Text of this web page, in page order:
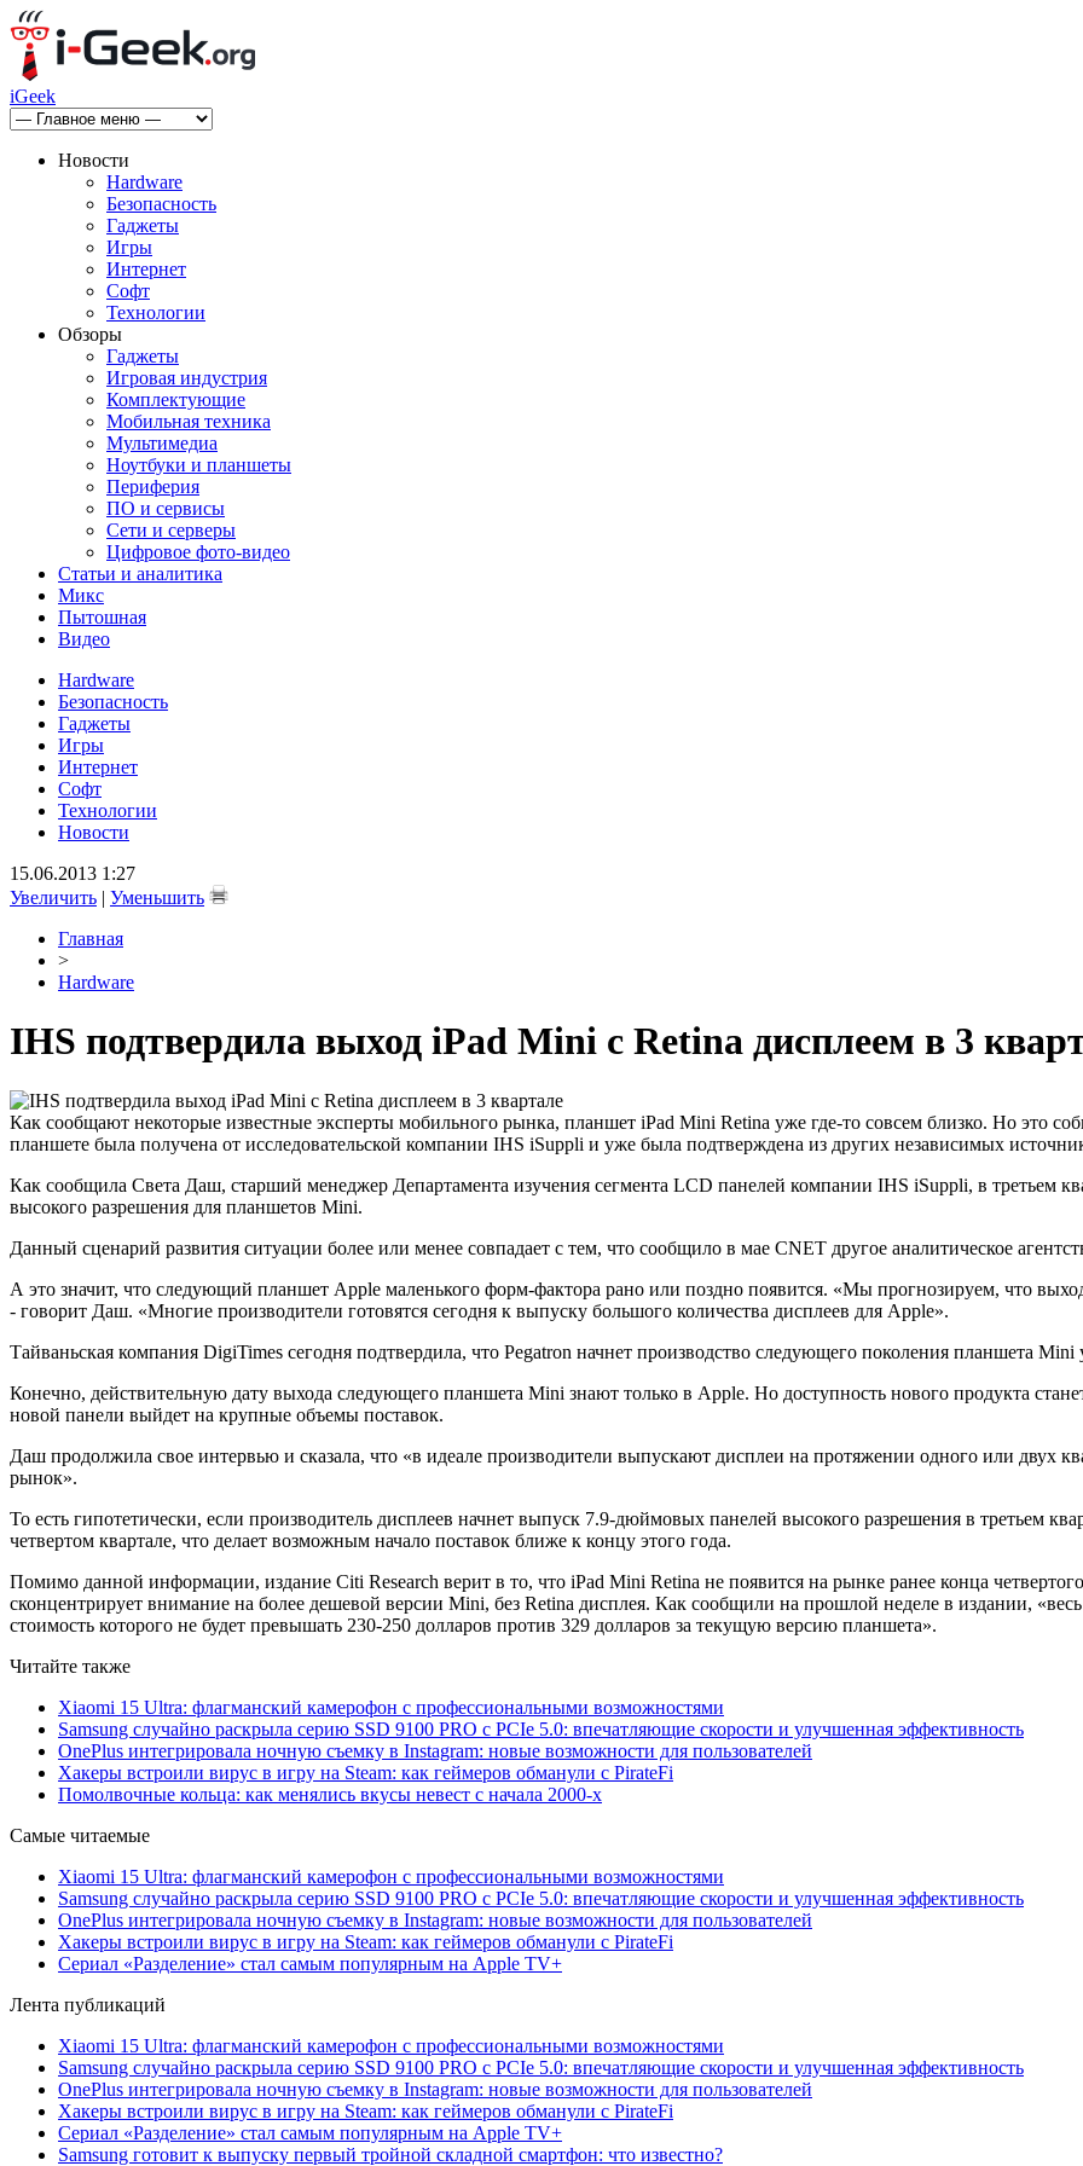
iGeek
Новости
Hardware
Безопасность
Гаджеты
Игры
Интернет
Софт
Технологии
Обзоры
Гаджеты
Игровая индустрия
Комплектующие
Мобильная техника
Мультимедиа
Ноутбуки и планшеты
Периферия
ПО и сервисы
Сети и серверы
Цифровое фото-видео
Статьи и аналитика
Микс
Пытошная
Видео
Hardware
Безопасность
Гаджеты
Игры
Интернет
Софт
Технологии
Новости
15.06.2013 1:27
Увеличить | Уменьшить
Главная
>
Hardware
IHS подтвердила выход iPad Mini с Retina дисплеем в 3
Как сообщают некоторые известные эксперты мобильного рынка, планшет iPad Mini Retina уже где-то совсем близко. Но это
планшете была получена от исследовательской компании IHS iSuppli и уже была подтверждена из других независимых
Как сообщила Света Даш, старший менеджер Департамента изучения сегмента LCD панелей компании IHS iSuppli, в третьем
высокого разрешения для планшетов Mini.
Данный сценарий развития ситуации более или менее совпадает с тем, что сообщило в мае CNET другое аналитическое
А это значит, что следующий планшет Apple маленького форм-фактора рано или поздно появится. «Мы прогнозируем, что
- говорит Даш. «Многие производители готовятся сегодня к выпуску большого количества дисплеев для Apple».
Тайваньская компания DigiTimes сегодня подтвердила, что Pegatron начнет производство следующего поколения планшета Mini
Конечно, действительную дату выхода следующего планшета Mini знают только в Apple. Но доступность нового продукта
новой панели выйдет на крупные объемы поставок.
Даш продолжила свое интервью и сказала, что «в идеале производители выпускают дисплеи на протяжении одного или двух
рынок».
То есть гипотетически, если производитель дисплеев начнет выпуск 7.9-дюймовых панелей высокого разрешения в третьем
четвертом квартале, что делает возможным начало поставок ближе к концу этого года.
Помимо данной информации, издание Citi Research верит в то, что iPad Mini Retina не появится на рынке ранее конца
сконцентрирует внимание на более дешевой версии Mini, без Retina дисплея. Как сообщили на прошлой неделе в издании,
стоимость которого не будет превышать 230-250 долларов против 329 долларов за текущую версию планшета».
Читайте также
Xiaomi 15 Ultra: флагманский камерофон с профессиональными возможностями
Samsung случайно раскрыла серию SSD 9100 PRO с PCIe 5.0: впечатляющие скорости и улучшенная эффективность
OnePlus интегрировала ночную съемку в Instagram: новые возможности для пользователей
Хакеры встроили вирус в игру на Steam: как геймеров обманули с PirateFi
Помолвочные кольца: как менялись вкусы невест с начала 2000-х
Самые читаемые
Xiaomi 15 Ultra: флагманский камерофон с профессиональными возможностями
Samsung случайно раскрыла серию SSD 9100 PRO с PCIe 5.0: впечатляющие скорости и улучшенная эффективность
OnePlus интегрировала ночную съемку в Instagram: новые возможности для пользователей
Хакеры встроили вирус в игру на Steam: как геймеров обманули с PirateFi
Сериал «Разделение» стал самым популярным на Apple TV+
Лента публикаций
Xiaomi 15 Ultra: флагманский камерофон с профессиональными возможностями
Samsung случайно раскрыла серию SSD 9100 PRO с PCIe 5.0: впечатляющие скорости и улучшенная эффективность
OnePlus интегрировала ночную съемку в Instagram: новые возможности для пользователей
Хакеры встроили вирус в игру на Steam: как геймеров обманули с PirateFi
Сериал «Разделение» стал самым популярным на Apple TV+
Samsung готовит к выпуску первый тройной складной смартфон: что известно?